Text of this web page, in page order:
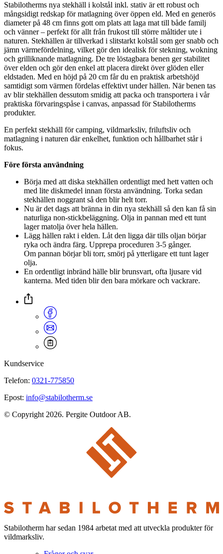
Stabilotherms nya stekhäll i kolstål inkl. stativ är ett robust och
mångsidigt redskap för matlagning över öppen eld. Med en generös
diameter på 48 cm finns gott om plats att laga mat till både familj
och vänner – perfekt för allt från frukost till större måltider ute i
naturen. Stekhällen är tillverkad i slitstarkt kolstål som ger snabb och
jämn värmefördelning, vilket gör den idealisk för stekning, wokning
och grilliknande matlagning. De tre löstagbara benen ger stabilitet
över elden och gör den enkel att placera direkt över glöden eller
eldstaden. Med en höjd på 20 cm får du en praktisk arbetshöjd
samtidigt som värmen fördelas effektivt under hällen. När benen tas
av blir stekhällen dessutom smidig att packa och transportera i vår
praktiska förvaringspåse i canvas, anpassad för Stabilotherms
produkter.
En perfekt stekhäll för camping, vildmarksliv, friluftsliv och
matlagning i naturen där enkelhet, funktion och hållbarhet står i
fokus.
Före första användning
Börja med att diska stekhällen ordentligt med hett vatten och
med lite diskmedel innan första användning. Torka sedan
stekhällen noggrant så den blir helt torr.
Nu är det dags att bränna in din nya stekhäll så den kan få sin
naturliga non-stickbeläggning. Olja in pannan med ett tunt
lager matolja över hela hällen.
Lägg hällen rakt i elden. Låt den ligga där tills oljan börjar
ryka och ändra färg. Upprepa proceduren 3-5 gånger.
Om pannan börjar bli torr, smörj på ytterligare ett tunt lager
olja.
En ordentligt inbränd hälle blir brunsvart, ofta ljusare vid
kanterna. Med tiden blir den bara mörkare och vackrare.
Kundservice
Telefon: 0321-775850
Epost: info@stabilotherm.se
© Copyright 2026. Pergite Outdoor AB.
Stabilotherm har sedan 1984 arbetat med att utveckla produkter för
vildmarksliv.